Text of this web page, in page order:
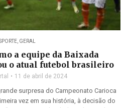
, GERAL
a equipe da Baixada
o atual futebol brasileiro
11 de abril de 2024
surpresa do Campeonato Carioca
vez em sua história, à decisão do